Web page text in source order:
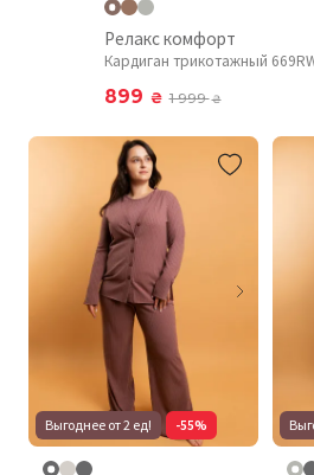
Релакс комфорт
Кардиган трикотажный
899 ₴ 1 999₴
Выгоднее от 2 ед! -55%